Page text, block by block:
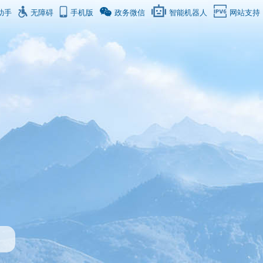
手 无障碍 手机版 政务微信 智能机器人 网站支持